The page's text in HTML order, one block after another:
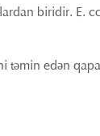
biridir. E.
edən